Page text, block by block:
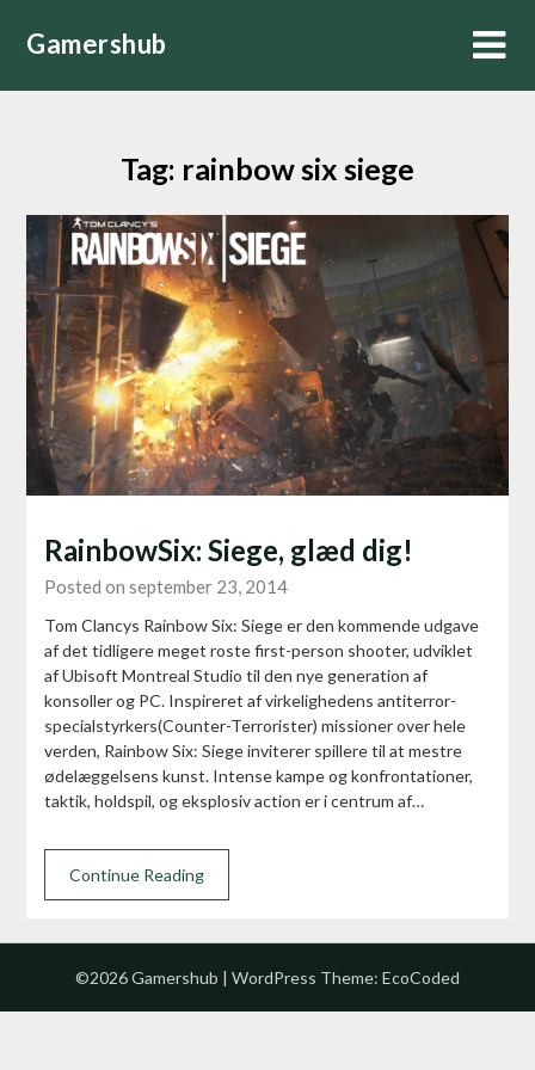
Gamershub
Tag: rainbow six siege
RainbowSix: Siege, glæd dig!
Posted on september 23, 2014
Tom Clancys Rainbow Six: Siege er den kommende udgave
af det tidligere meget roste first-person shooter, udviklet
af Ubisoft Montreal Studio til den nye generation af
konsoller og PC. Inspireret af virkelighedens antiterror-
specialstyrkers(Counter-Terrorister) missioner over hele
verden, Rainbow Six: Siege inviterer spillere til at mestre
ødelæggelsens kunst. Intense kampe og konfrontationer,
taktik, holdspil, og eksplosiv action er i centrum af…
Continue Reading
©2026 Gamershub | WordPress Theme: EcoCoded